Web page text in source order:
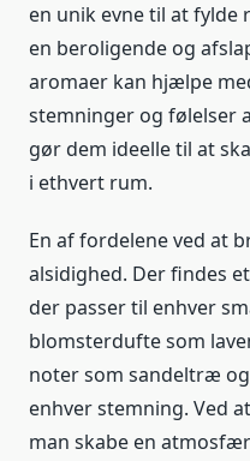
en unik evne til at
en beroligende og
aromaer kan hjælpe
stemninger og følelser
gør dem ideelle til at
i ethvert rum.
En af fordelene ved at
alsidighed. Der findes
der passer til enhver
blomsterdufte som
noter som sandeltræ
enhver stemning. Ved
man skabe en